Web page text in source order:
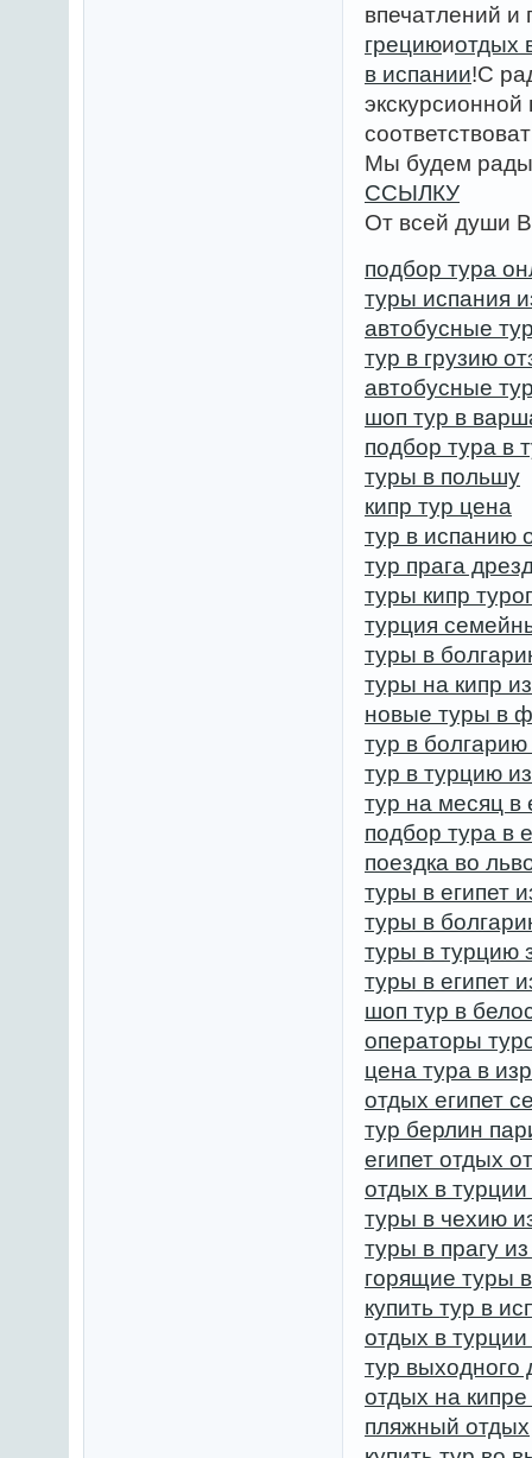
впечатлений
грециюиотдых
в испании!С
Мы будем рады
ССЫЛКУ
От всей души
подбор тура
туры испания
автобусные
тур в грузию
автобусные
шоп тур в
подбор тура в
туры в польшу
кипр тур цена
тур в испанию
тур прага
туры кипр
турция
туры в
туры на кипр
новые туры в
тур в
тур в турцию
тур на месяц в
подбор тура в
поездка во
туры в египет
туры в
туры в турцию
туры в египет
шоп тур в
операторы
цена тура в
отдых египет
тур берлин
египет отдых
отдых в
туры в чехию
туры в прагу
горящие туры
купить тур в
отдых в
тур выходного
отдых на
пляжный отдых